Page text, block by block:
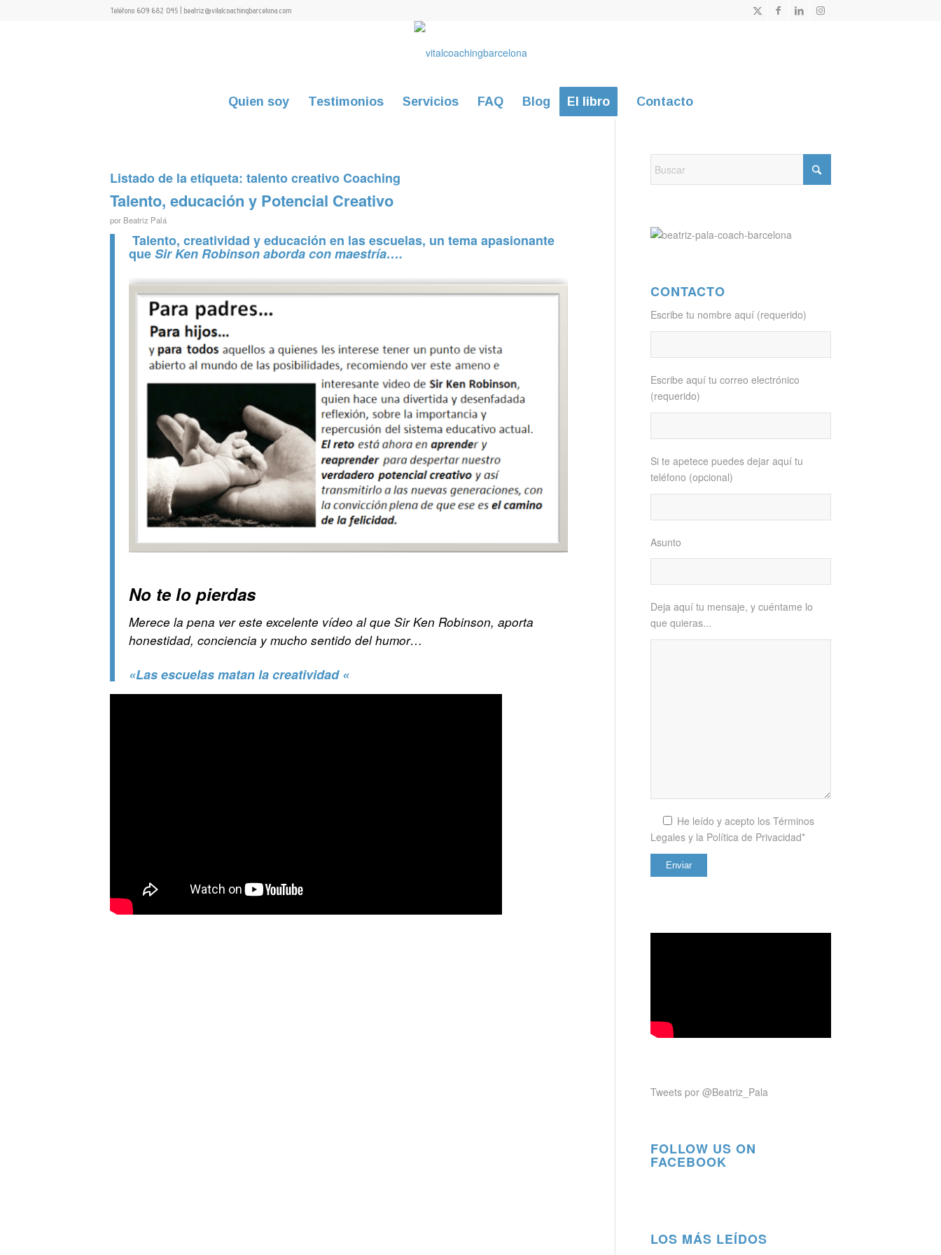
Teléfono 609 682 045 | beatriz@vitalcoachingbarcelona.com
Quien soy Testimonios Servicios FAQ Blog El libro Contacto
Listado de la etiqueta: talento creativo Coaching
Talento, educación y Potencial Creativo
por Beatriz Palá
Talento, creatividad y educación en las escuelas, un tema apasionante
queSir Ken Robinsonaborda con maestría….
No te lo pierdas
Merece la pena ver este excelente vídeo al que Sir Ken Robinson, aporta
honestidad, conciencia y mucho sentido del humor…
«Las escuelas matan la creatividad «
CONTACTO
Escribe tu nombre aquí (requerido)
Escribe aquí tu correo electrónico
(requerido)
Si te apetece puedes dejar aquí tu
teléfono (opcional)
Asunto
Deja aquí tu mensaje, y cuéntame lo
que quieras...
He leído y acepto los Términos
Legales y la Política de Privacidad*
Tweets por @Beatriz_Pala
FOLLOW US ON
FACEBOOK
LOS MÁS LEÍDOS